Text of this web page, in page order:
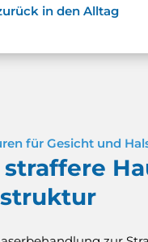
in den Alltag
für Gesicht und